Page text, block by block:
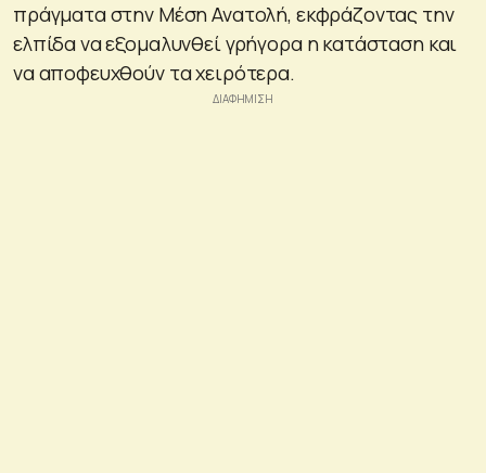
πράγματα στην Μέση Ανατολή, εκφράζοντας την
ελπίδα να εξομαλυνθεί γρήγορα η κατάσταση και
να αποφευχθούν τα χειρότερα.